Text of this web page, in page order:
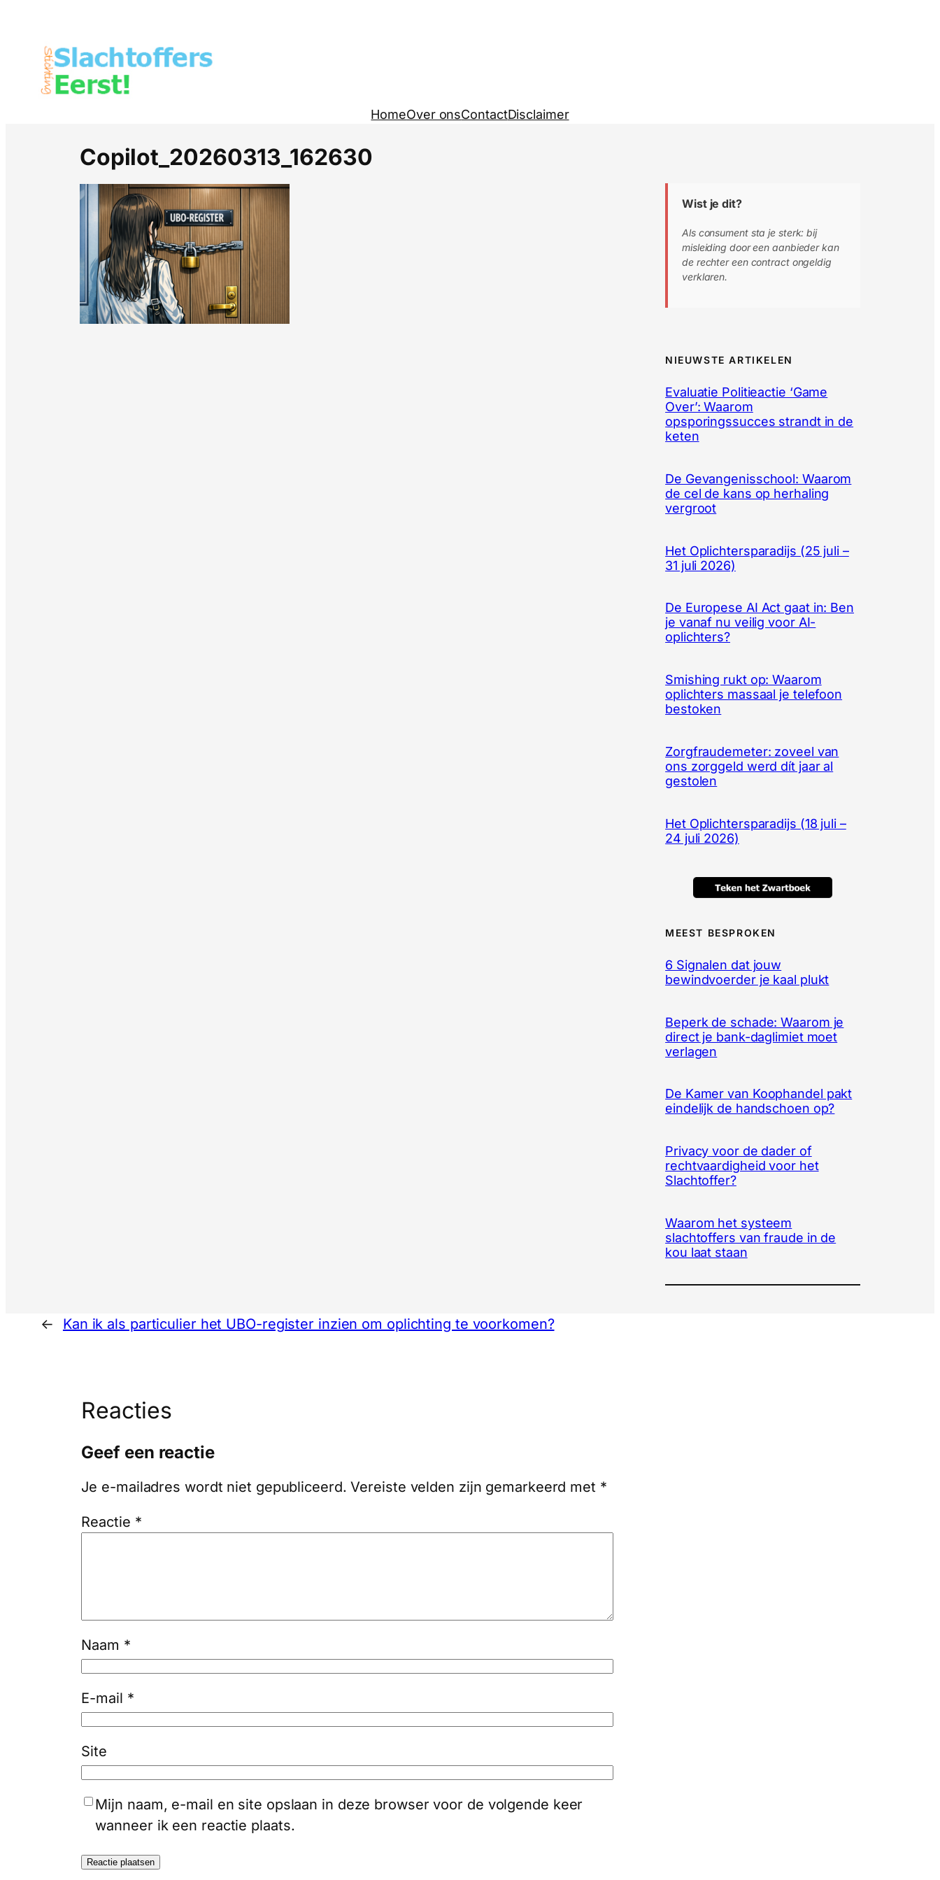
HomeOver onsContactDisclaimer
Copilot_20260313_162630
Wist je dit?
Als consument sta je sterk: bij
misleiding door een aanbieder kan
de rechter een contract ongeldig
verklaren.
NIEUWSTE ARTIKELEN
Evaluatie Politieactie ‘Game
Over’: Waarom
opsporingssucces strandt in de
keten
De Gevangenisschool: Waarom
de cel de kans op herhaling
vergroot
Het Oplichtersparadijs (25 juli –
31 juli 2026)
De Europese AI Act gaat in: Ben
je vanaf nu veilig voor AI-
oplichters?
Smishing rukt op: Waarom
oplichters massaal je telefoon
bestoken
Zorgfraudemeter: zoveel van
ons zorggeld werd dít jaar al
gestolen
Het Oplichtersparadijs (18 juli –
24 juli 2026)
MEEST BESPROKEN
6 Signalen dat jouw
bewindvoerder je kaal plukt
Beperk de schade: Waarom je
direct je bank-daglimiet moet
verlagen
De Kamer van Koophandel pakt
eindelijk de handschoen op?
Privacy voor de dader of
rechtvaardigheid voor het
Slachtoffer?
Waarom het systeem
slachtoffers van fraude in de
kou laat staan
← Kan ik als particulier het UBO-register inzien om oplichting te voorkomen?
Reacties
Geef een reactie
Je e-mailadres wordt niet gepubliceerd. Vereiste velden zijn gemarkeerd met *
Reactie *
Naam *
E-mail *
Site
Mijn naam, e-mail en site opslaan in deze browser voor de volgende keer
wanneer ik een reactie plaats.